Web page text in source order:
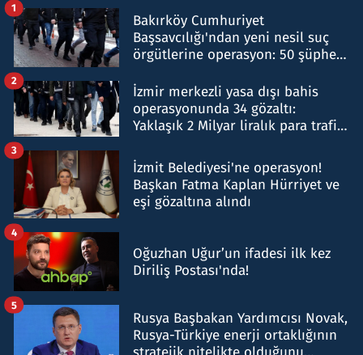
Bakırköy Cumhuriyet
Başsavcılığı'ndan yeni nesil suç
örgütlerine operasyon: 50 şüpheli
1
İzmir merkezli yasa dışı bahis
operasyonunda 34 gözaltı:
Yaklaşık 2 Milyar liralık para trafiği
2
İzmit Belediyesi'ne operasyon!
Başkan Fatma Kaplan Hürriyet ve
eşi gözaltına alındı
3
Oğuzhan Uğur’un ifadesi ilk kez
Diriliş Postası'nda!
4
Rusya Başbakan Yardımcısı Novak,
Rusya-Türkiye enerji ortaklığının
5